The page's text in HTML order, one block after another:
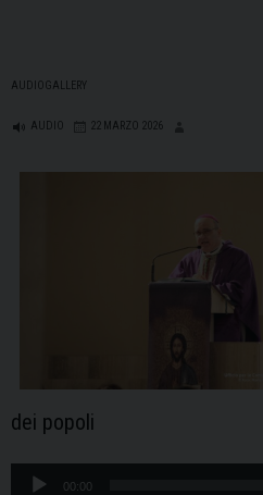
AUDIOGALLERY
AUDIO 22 MARZO 2026
dei popoli
Audio
00:00